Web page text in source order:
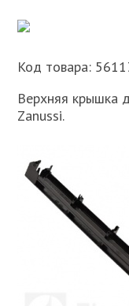
Код товара:
Верхняя крышка
Zanussi.